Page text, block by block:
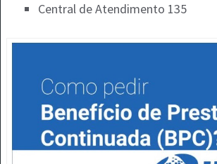
Central de Atendimento 135